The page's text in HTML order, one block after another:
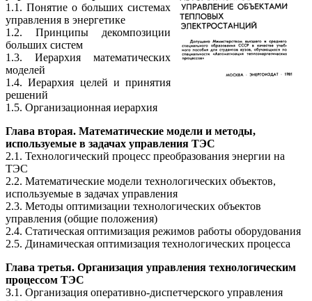
1.1. Понятие о больших системах
управления в энергетике
1.2. Принципы декомпозиции
больших систем
1.3. Иерархия математических
моделей
1.4. Иерархия целей и принятия
решений
1.5. Организационная иерархия
Глава вторая. Математические модели и методы,
используемые в задачах управления ТЭС
2.1. Технологический процесс преобразования энергии на
ТЭС
2.2. Математические модели технологических объектов,
используемые в задачах управления
2.3. Методы оптимизации технологических объектов
управления (общие положения)
2.4. Статическая оптимизация режимов работы оборудования
2.5. Динамическая оптимизация технологических процесса
Глава третья. Организация управления технологическим
процессом ТЭС
З.1. Организация оперативно-диспетчерского управления